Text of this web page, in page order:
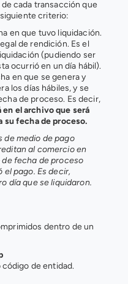
cada transacción que
criterio:
en que tuvo liquidación.
de rendición. Es el
(pudiendo ser
ocurrió en un día hábil).
en que se genera y
los días hábiles, y se
de proceso. Es decir,
el archivo que será
su fecha de proceso.
de medio de pago
al comercio en
fecha de proceso
pago. Es decir,
día que se liquidaron.
dentro de un
código de entidad.